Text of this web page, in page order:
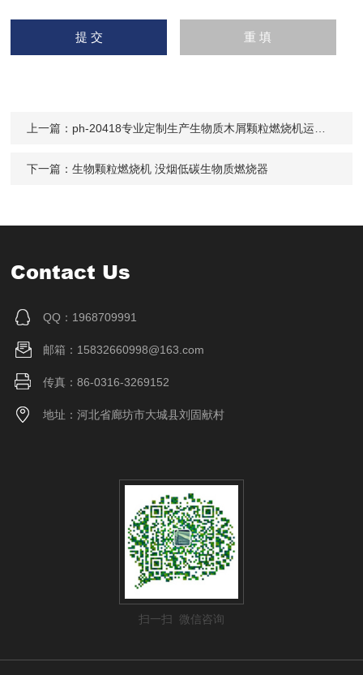
上一篇： ph-20418专业定制生产生物质木屑颗粒燃烧机运行稳定
下一篇：生物颗粒燃烧机 没烟低碳生物质燃烧器
Contact Us
QQ：1968709991
邮箱：15832660998@163.com
传真：86-0316-3269152
地址：河北省廊坊市大城县刘固献村
扫一扫 微信咨询